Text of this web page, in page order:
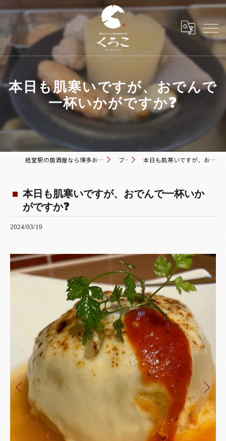
本日も肌寒いですが、おでんで
一杯いかがですか❓
経堂駅の居酒屋なら博多おでんと黒毛和牛の店 くろこ ブログ 本日も肌寒いですが、おでんで一杯いかがですか❓
本日も肌寒いですが、おでんで一杯いか
がですか❓
2024/03/19